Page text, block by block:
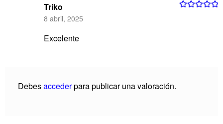
Triko
8 abril, 2025
Excelente
Debesaccederpara publicar una valoración.